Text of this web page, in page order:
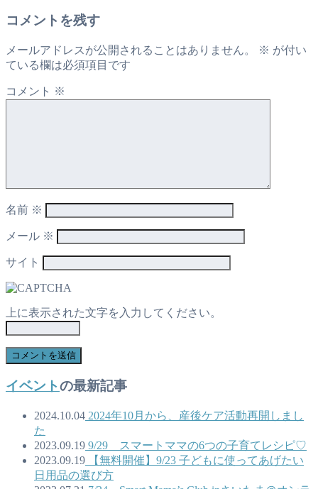
コメントを残す
メールアドレスが公開されることはありません。 ※ が付い
ている欄は必須項目です
コメント ※
名前 ※
メール ※
サイト
上に表示された文字を入力してください。
イベントの最新記事
2024.10.04 2024年10月から、産後ケア活動再開しまし
た
2023.09.19 9/29 スマートママの6つの子育てレシピ♡
2023.09.19 【無料開催】9/23 子どもに使ってあげたい
日用品の選び方